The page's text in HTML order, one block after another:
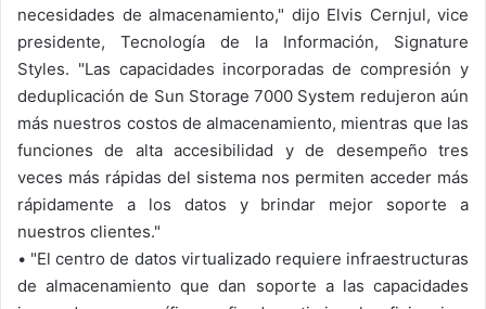
necesidades de almacenamiento," dijo Elvis Cernjul, vice
presidente, Tecnología de la Información, Signature
Styles. "Las capacidades incorporadas de compresión y
deduplicación de Sun Storage 7000 System redujeron aún
más nuestros costos de almacenamiento, mientras que las
funciones de alta accesibilidad y de desempeño tres
veces más rápidas del sistema nos permiten acceder más
rápidamente a los datos y brindar mejor soporte a
nuestros clientes."
• "El centro de datos virtualizado requiere infraestructuras
de almacenamiento que dan soporte a las capacidades